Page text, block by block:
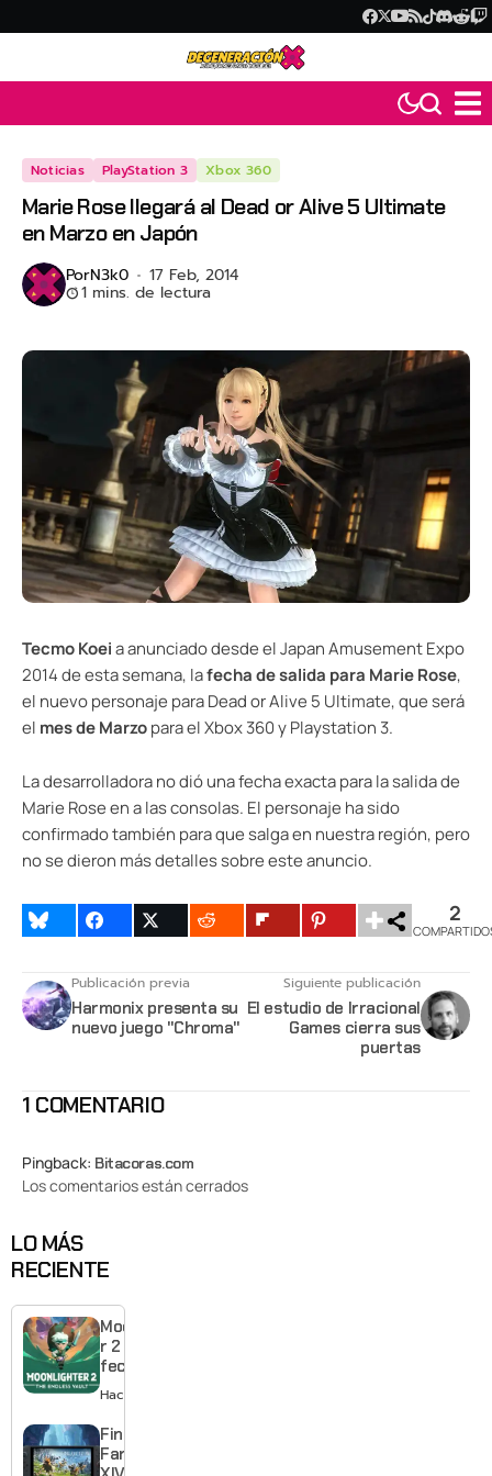
Noticias PlayStation 3 Xbox 360
Marie Rose llegará al Dead or Alive 5 Ultimate
en Marzo en Japón
PorN3k0 17 Feb, 2014
1 mins. de lectura
Tecmo Koeia anunciado desde el Japan Amusement Expo
2014 de esta semana, lafecha de salida para Marie Rose,
el nuevo personaje para Dead or Alive 5 Ultimate, que será
el mes de Marzopara el Xbox 360 y Playstation 3.
La desarrolladora no dió una fecha exacta para la salida de
Marie Rose en a las consolas. El personaje ha sido
confirmado también para que salga en nuestra región, pero
no se dieron más detalles sobre este anuncio.
2
Publicación previa
Harmonix presenta su
nuevo juego "Chroma"
Siguiente publicación
El estudio de Irracional
Games cierra sus
puertas
1 COMENTARIO
Pingback: Bitacoras.com
Los comentarios están cerrados
LO MÁS
RECIENTE
Moonlighte
r 2 ya tiene
fecha y
puedes
quedarte
gratis con
el primero
Hace 5 horas
Final
Fantasy